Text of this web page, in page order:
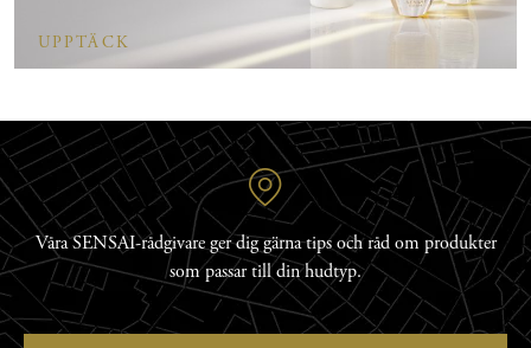
UPPTÄCK
Våra SENSAI-rådgivare ger dig gärna tips och råd om produkter
som passar till din hudtyp.